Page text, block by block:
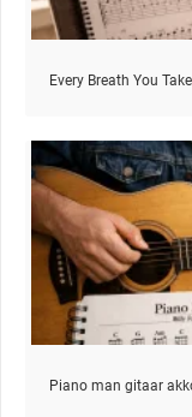
Every Breath You
Piano man gitaar